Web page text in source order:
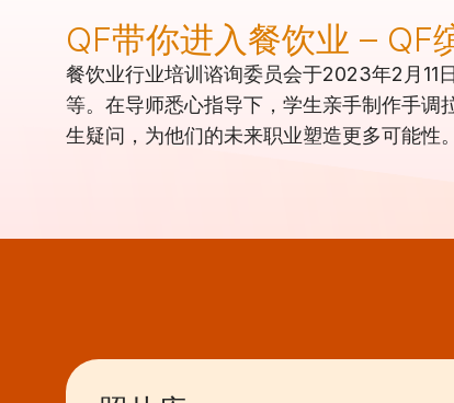
QF带你进入餐饮业 – QF
餐饮业行业培训谘询委员会于2023年2月11
等。在导师悉心指导下，学生亲手制作手
生疑问，为他们的未来职业塑造更多可能性。